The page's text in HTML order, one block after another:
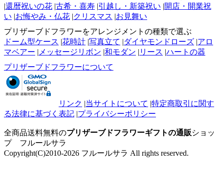
|還暦祝いの花 |古希・喜寿 |引越し・新築祝い |開店・開業祝
い |お悔やみ・仏花 |クリスマス |お見舞い
プリザーブドフラワーをアレンジメントの種類で選ぶ
ドーム型ケース |花時計 |写真立て |ダイヤモンドローズ |アロ
マベアー | メッセージリボン |和モダン | リース |ハートの器
プリザーブドフラワーについて
リンク |当サイトについて |特定商取引に関す
る法律に基づく表記 |プライバシーポリシー
全商品送料無料のプリザーブドフラワーギフトの通販ショッ
プ フルールサラ
Copyright(C)2010-2026 フルールサラ All rights reserved.